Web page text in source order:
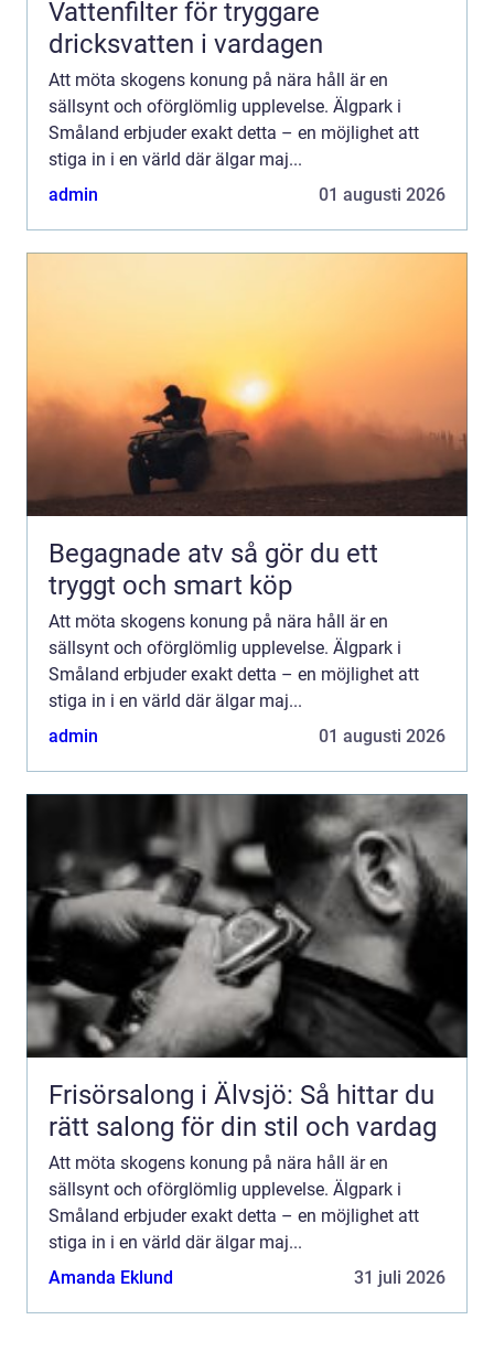
Vattenfilter för tryggare
dricksvatten i vardagen
Att möta skogens konung på nära håll är en
sällsynt och oförglömlig upplevelse. Älgpark i
Småland erbjuder exakt detta – en möjlighet att
stiga in i en värld där älgar maj...
admin
01 augusti 2026
Begagnade atv så gör du ett
tryggt och smart köp
Att möta skogens konung på nära håll är en
sällsynt och oförglömlig upplevelse. Älgpark i
Småland erbjuder exakt detta – en möjlighet att
stiga in i en värld där älgar maj...
admin
01 augusti 2026
Frisörsalong i Älvsjö: Så hittar du
rätt salong för din stil och vardag
Att möta skogens konung på nära håll är en
sällsynt och oförglömlig upplevelse. Älgpark i
Småland erbjuder exakt detta – en möjlighet att
stiga in i en värld där älgar maj...
Amanda Eklund
31 juli 2026